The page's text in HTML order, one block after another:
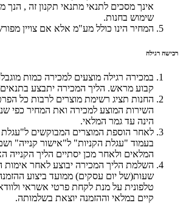
אינך מסכים לתנאי מתנאי תקנון זה ,
שימוש בחנות.
המחיר הינו כולל מע"מ אלא אם צויין
רכישה רגילה
במכירה רגילה מוצעים למכירה כמות
קבוע מראש. הליך המכירה יתבצע
החנות תציג רשימת מוצרים לרבות כל
השירות המוצע למכירה ואת המחיר כפי
הינה עד גמר המלאי.
לאחר הוספת המוצרים המבוקשים ל"עגלת
בעמוד "עגלת הקניות" ל"אישור קנייה"
המלאים ולאחר מכן יסתיים הליך הקנייה
שעות(של יום עסקים) ממועד ביצוע
טלפונית על מנת לקחת פרטי אשראי
קיים במלאי וההזמנה יוצאת בשלמותה.